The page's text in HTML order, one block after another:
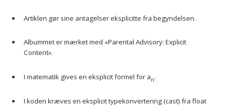
Artiklen gør sine antagelser eksplicitte fra begyndelsen.
Albummet er mærket med «Parental Advisory: Explicit
Content».
I matematik gives en eksplicit formel for an.
I koden kræves en eksplicit typekonvertering (cast) fra float